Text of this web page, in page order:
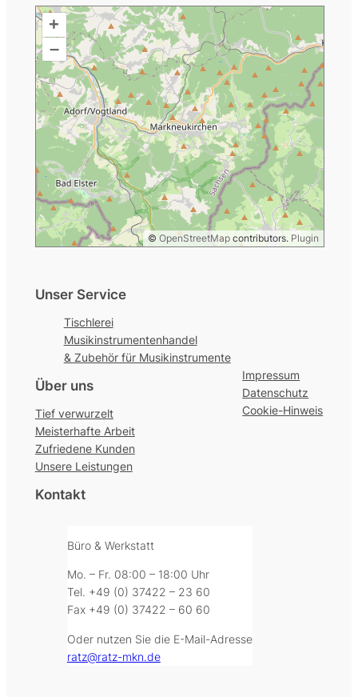
+
–
©OpenStreetMap contributors. Plugin
Unser Service
Tischlerei
Musikinstrumentenhandel
& Zubehör für Musikinstrumente
Über uns
Tief verwurzelt
Meisterhafte Arbeit
Zufriedene Kunden
Unsere Leistungen
Impressum
Datenschutz
Cookie-Hinweis
Kontakt
Büro & Werkstatt
Mo. – Fr. 08:00 – 18:00 Uhr
Tel. +49 (0) 37422 – 23 60
Fax +49 (0) 37422 – 60 60
Oder nutzen Sie die E-Mail-Adresse
ratz@ratz-mkn.de